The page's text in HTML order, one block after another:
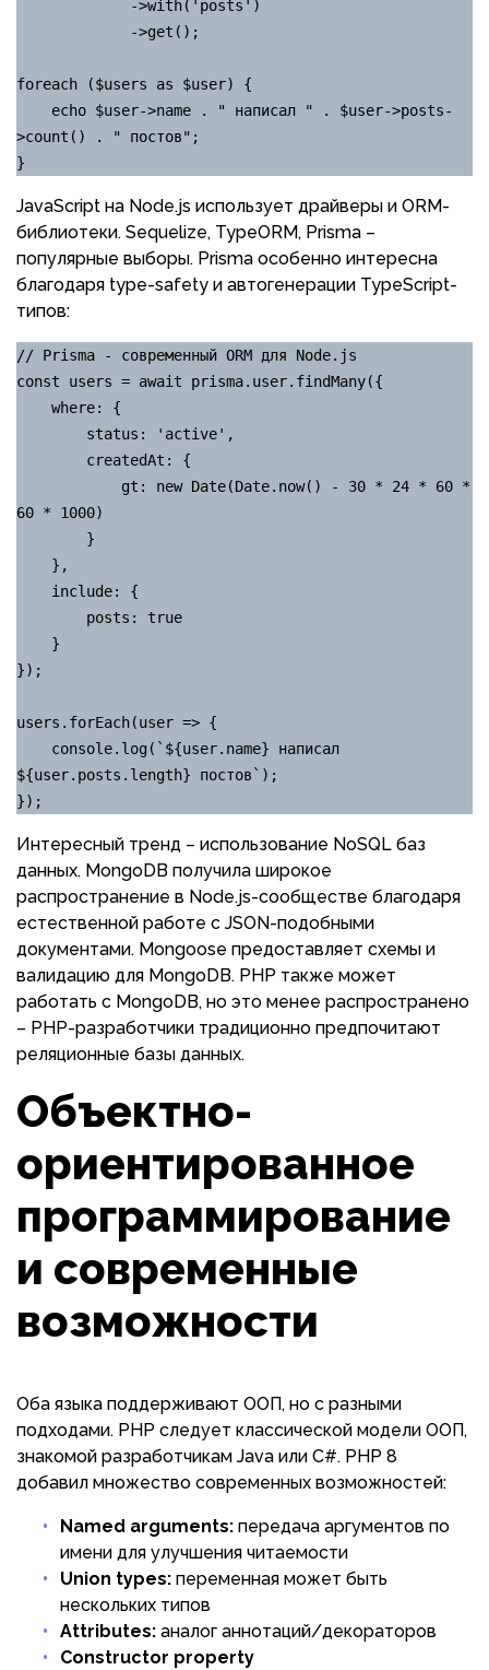
foreach ($users as $user) {
>count() . " постов";
}
JavaScript на Node.js использует драйверы и ORM-
библиотеки. Sequelize, TypeORM, Prisma –
популярные выборы. Prisma особенно интересна
благодаря type-safety и автогенерации TypeScript-
типов:
// Prisma - современный ORM для Node.js
const users = await prisma.user.findMany({
60 * 1000)
});
users.forEach(user => {
${user.posts.length} постов`);
});
Интересный тренд – использование NoSQL баз
данных. MongoDB получила широкое
распространение в Node.js-сообществе благодаря
естественной работе с JSON-подобными
документами. Mongoose предоставляет схемы и
валидацию для MongoDB. PHP также может
работать с MongoDB, но это менее распространено
– PHP-разработчики традиционно предпочитают
реляционные базы данных.
Объектно-
ориентированное
программирование
и современные
возможности
Оба языка поддерживают ООП, но с разными
подходами. PHP следует классической модели ООП,
знакомой разработчикам Java или C#. PHP 8
добавил множество современных возможностей:
Named arguments: передача аргументов по
имени для улучшения читаемости
Union types: переменная может быть
нескольких типов
Attributes: аналог аннотаций/декораторов
Constructor property